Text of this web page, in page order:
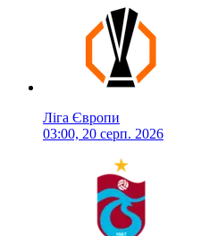
Ліга Європи
03:00, 20 серп. 2026